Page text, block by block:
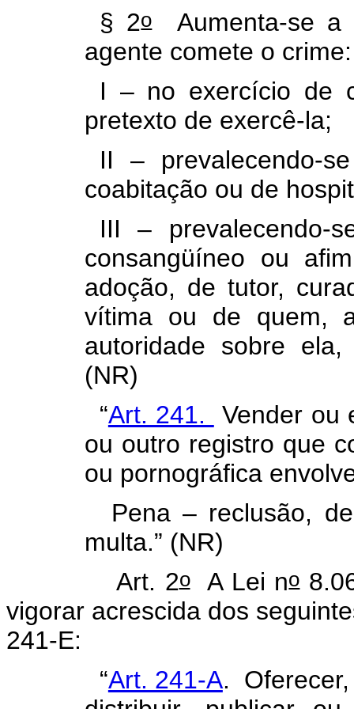
§ 2oAumenta-se a
agente comete o
I – no exercício de
pretexto de exercê-la;
II – prevalecendo-
coabitação ou de
III – prevalecendo-
consangüíneo ou
adoção, de tutor,
vítima ou de quem,
autoridade sobre
(NR)
“Art. 241.
Vender ou
ou outro registro que
ou pornográfica
Pena – reclusão,
multa.” (NR)
Art. 2oA Lei no
vigorar acrescida dos
241-E:
“Art. 241-A. Oferecer,